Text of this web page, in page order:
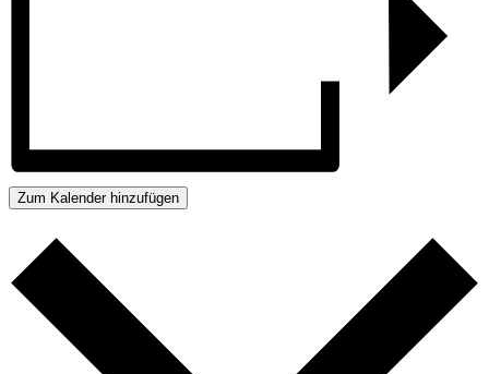
Zum Kalender hinzufügen